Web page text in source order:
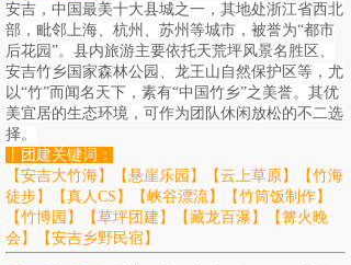
安吉，中国最美十大县城之一，其地处浙江省西北
部，毗邻上海、杭州、苏州等城市，被誉为“都市
后花园”。县内旅游主要依托天荒坪风景名胜区、
安吉竹乡国家森林公园、龙王山自然保护区等，尤
以“竹”而闻名天下，素有“中国竹乡”之美誉。其优
美宜居的生态环境，可作为团队休闲放松的不二选
择。
团建关键词 ：
【安吉大竹海】
【悬崖乐园】
【云上草原】【竹海
徒步】【真人CS】【峡谷漂流】【竹筒饭制作】
【竹博园】【草坪团建】【藏龙百瀑】
【篝火晚
会】
【安吉乡野民宿】